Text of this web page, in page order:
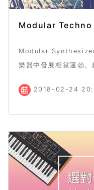
Modular Techno
Modular Synthesizer
樂器中發展相當蓬勃
2018-02-24